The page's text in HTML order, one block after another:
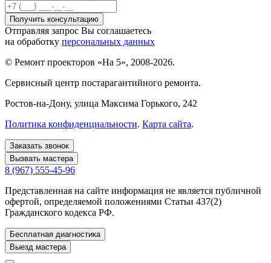
Отправляя запрос Вы соглашаетесь
на обработку персональных данных
© Ремонт проекторов «На 5», 2008-2026.
Сервисный центр постарагантийного ремонта.
Ростов-на-Дону, улица Максима Горького, 242
Политика конфиденциальности. Карта сайта.
Заказать звонок
Вызвать мастера
8 (967) 555-45-96
Представленная на сайте информация не является публичной
офертой, определяемой положениями Статьи 437(2)
Гражданского кодекса РФ.
Бесплатная диагностика
Выезд мастера